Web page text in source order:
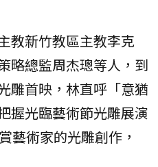
教新竹教區主教李克
略總監周杰璁等人，到
雕首映，林直呼「意猶
握光臨藝術節光雕展演
藝術家的光雕創作，